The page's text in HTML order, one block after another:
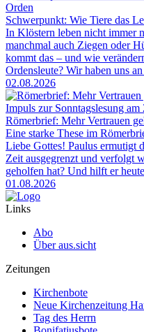
Orden
Schwerpunkt: Wie Tiere das
In Klöstern leben nicht immer
manchmal auch Ziegen oder
kommt das – und wie
Ordensleute? Wir haben uns
02.08.2026
Impuls zur Sonntagslesung
Römerbrief: Mehr Vertrauen
Eine starke These im
Liebe Gottes! Paulus ermutigt
Zeit ausgegrenzt und verfolgt
geholfen hat? Und hilft er
01.08.2026
Links
Abo
Über aus.sicht
Zeitungen
Kirchenbote
Neue Kirchenzeitung
Tag des Herrn